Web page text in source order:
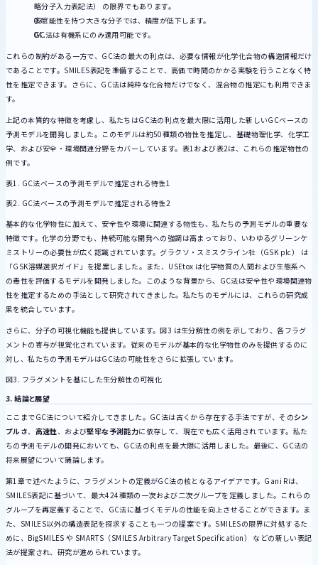
略分子入力表記法） の限界でもあります。
多官能性を持つ大きな分子では、精度が低下します。
GC法は有機系にのみ適用可能です。
これらの制約がある一方で、GC法の最大の利点は、必要な情報が化学化合物の構造情報だけ
であることです。SMILES表記を準備することで、高価で時間のかかる実験を行うことなく特
性を推定できます。さらに、GC法は純粋な化合物だけでなく、混合物の推定にも利用できま
す。
上記の本質的な特徴を考慮し、私たちはGC法の利点を最大限に活用した新しいGCベースの
予測モデルを開発しました。このモデルは約50種類の物性を推定し、基礎物理化学、化学工
学、および安全・環境関連分野をカバーしています。表1および表2は、これらの推定物性の
例です。
表1. GC法ベースの予測モデルで推定される特性1
表2. GC法ベースの予測モデルで推定される特性2
基本的な化学物性に加えて、安全性や環境に関連する物性も、私たちの予測モデルの重要な
特徴です。化学の分野でも、持続可能な開発への強調は高まっており、いわゆるグリーンケ
ミストリーの必要性が広く認識されています。グラクソ・スミスクライン社（GSK plc） は
「GSK溶媒選択ガイド」を提案しました。また、USEtox は化学物質の人間および生態系へ
の毒性を評価するモデルを開発しました。このような背景から、GC法は安全性や環境関連物
性を推定するための手法として研究されてきました。私たちのモデルには、これらの研究成
果を統合しています。
さらに、分子の可視化機能も提供しています。図3 は生分解性の例を示しており、各フラグ
メントの寄与が視覚化されています。従来のモデルが基本的な化学物性のみを提供するのに
対し、私たちの予測モデルはGC法の可能性をさらに拡張しています。
図3. フラグメントを基にした生分解性の可視化
3. 結論と展望
ここまでGC法について紹介してきました。GC法は古くから存在する手法ですが、そのシン
プルさ、 高速性、および堅牢な予測能力に依存して、現在でも広く活用されています。私た
ちの予測モデルの開発においても、GC法の利点を最大限に活用しました。最後に、GC法の
将来展望について議論します。
第1章で述べたように、フラグメントの定義がGC法の核となるアイデアです。Gani Rは、
SMILES表記に基づいて、最大424種類の一次および二次グループを定義しました。これらの
グループを再定義することで、GC法に基づくモデルの性能を向上させることができます。ま
た、SMILES以外の構造表記を探求することも一つの提案です。SMILESの限界に対処するた
めに、BigSMILES や SMARTS（SMILES Arbitrary Target Specification） などの新しい表記
法が提案され、研究が進められています。